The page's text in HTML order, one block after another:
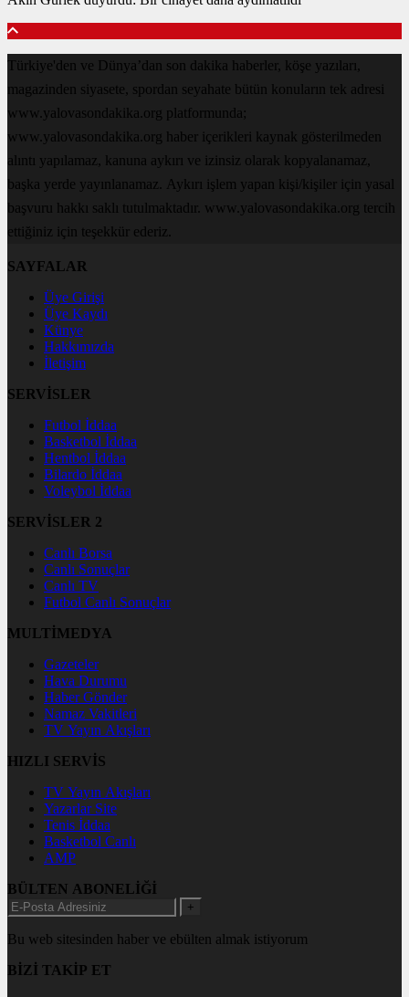
Türkiye'den ve Dünya’dan son dakika haberler, köşe yazıları,
magazinden siyasete, spordan seyahate bütün konuların tek adresi
www.yalovasondakika.org platformunda;
www.yalovasondakika.org haber içerikleri kaynak gösterilmeden
alıntı yapılamaz, kanuna aykırı ve izinsiz olarak kopyalanamaz,
başka yerde yayınlanamaz. Aykırı işlem yapan kişi/kişiler için yasal
başvuru hakkı saklı tutulmaktadır. www.yalovasondakika.org tercih
ettiğiniz için teşekkür ederiz.
SAYFALAR
Üye Girişi
Üye Kaydı
Künye
Hakkımızda
İletişim
SERVİSLER
Futbol İddaa
Basketbol İddaa
Hentbol İddaa
Bilardo İddaa
Voleybol İddaa
SERVİSLER 2
Canlı Borsa
Canlı Sonuçlar
Canlı TV
Futbol Canlı Sonuçlar
MULTİMEDYA
Gazeteler
Hava Durumu
Haber Gönder
Namaz Vakitleri
TV Yayın Akışları
HIZLI SERVİS
TV Yayın Akışları
Yazarlar Site
Tenis İddaa
Basketbol Canlı
AMP
BÜLTEN ABONELİĞİ
+
Bu web sitesinden haber ve ebülten almak istiyorum
BİZİ TAKİP ET